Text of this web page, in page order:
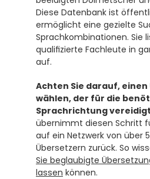
Diese Datenbank ist
ermöglicht eine gezielte
Sprachkombinationen. Sie
qualifizierte Fachleute in
auf.
Achten Sie darauf,
wählen, der für die
Sprachrichtung
übernimmt diesen Schritt
auf ein Netzwerk von über
Übersetzern zurück. So
Sie beglaubigte
lassen können.